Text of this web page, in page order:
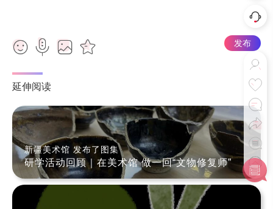
发布
延伸阅读
新疆美术馆 发布了图集
研学活动回顾｜在美术馆 做一回“文物修复师”